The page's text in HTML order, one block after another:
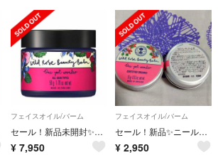
フェイスオイル/バーム
セール！新品未開封✨ニールズヤード★ワイルドローズビューティバーム50g
¥ 7,950
フェイスオイル/バーム
セール！新品✨ニールズヤード★ワイルドローズビューティバーム15g（限定サイズ）
¥ 2,950